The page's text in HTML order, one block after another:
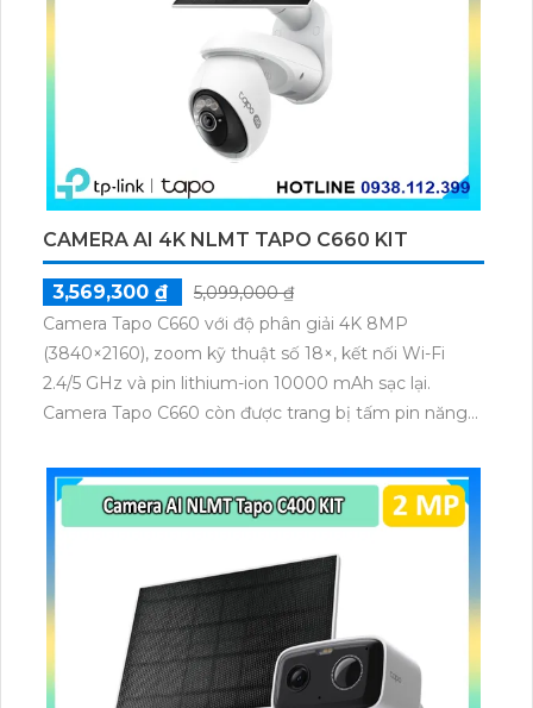
CAMERA AI 4K NLMT TAPO C660 KIT
3,569,300 ₫
5,099,000 ₫
Camera Tapo C660 với độ phân giải 4K 8MP
(3840×2160), zoom kỹ thuật số 18×, kết nối Wi-Fi
2.4/5 GHz và pin lithium-ion 10000 mAh sạc lại.
Camera Tapo C660 còn được trang bị tấm pin năng
thú cưng, phương tiện, lưu trữ thẻ microSD tối đa 512
GB.